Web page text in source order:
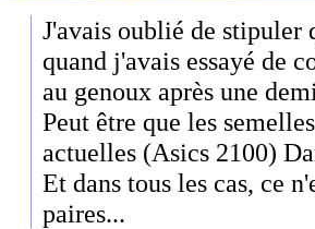
J'avais oublié de stipuler
quand j'avais essayé de
au genoux après une
Peut être que les
actuelles (Asics 2100)
Et dans tous les cas, ce
paires...